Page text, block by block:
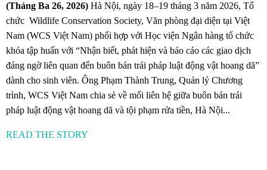
(Tháng Ba 26, 2026) Hà Nội, ngày 18–19 tháng 3 năm 2026, Tổ
chức Wildlife Conservation Society, Văn phòng đại diện tại Việt
Nam (WCS Việt Nam) phối hợp với Học viện Ngân hàng tổ chức
khóa tập huấn với “Nhận biết, phát hiện và báo cáo các giao dịch
đáng ngờ liên quan đến buôn bán trái pháp luật động vật hoang dã”
dành cho sinh viên. Ông Phạm Thành Trung, Quản lý Chương
trình, WCS Việt Nam chia sẻ về mối liên hệ giữa buôn bán trái
pháp luật động vật hoang dã và tội phạm rửa tiền, Hà Nội...
READ THE STORY